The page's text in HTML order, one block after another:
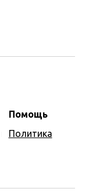
Помощь
Политика